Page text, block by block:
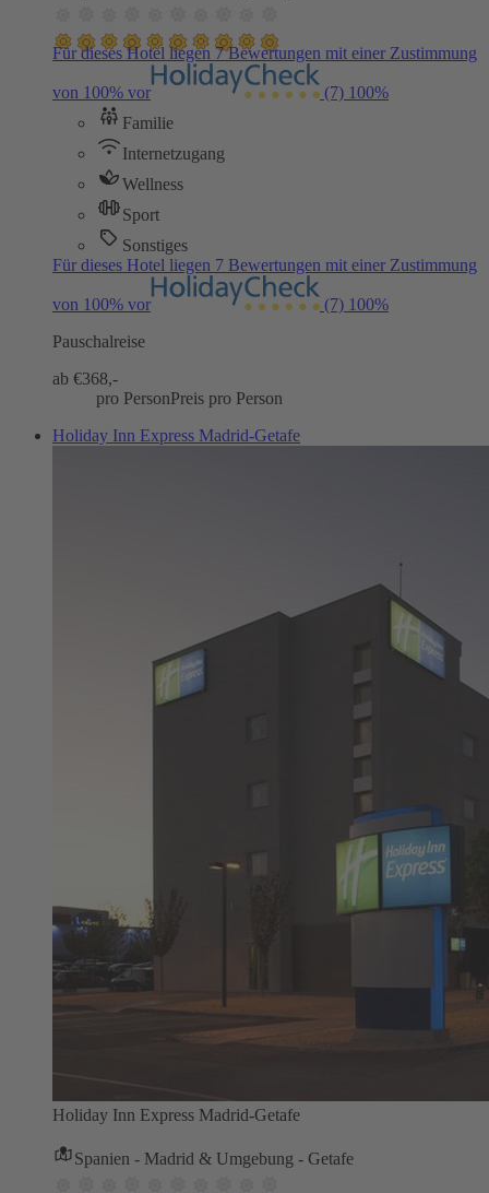
Für dieses Hotel liegen 7 Bewertungen mit einer Zustimmung
von 100% vor (7) 100%
Familie
Internetzugang
Wellness
Sport
Sonstiges
Für dieses Hotel liegen 7 Bewertungen mit einer Zustimmung
von 100% vor (7) 100%
Pauschalreise
ab €368,-
pro PersonPreis pro Person
Holiday Inn Express Madrid-Getafe
Holiday Inn Express Madrid-Getafe
Spanien - Madrid & Umgebung - Getafe